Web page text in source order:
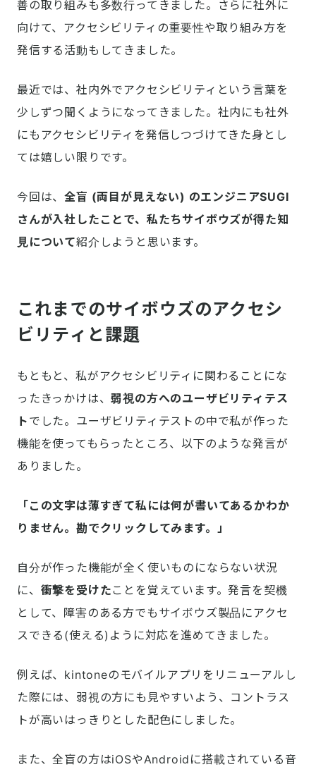
善の取り組みも多数行ってきました。さらに社外に
向けて、アクセシビリティの重要性や取り組み方を
発信する活動もしてきました。
最近では、社内外でアクセシビリティという言葉を
少しずつ聞くようになってきました。社内にも社外
にもアクセシビリティを発信しつづけてきた身とし
ては嬉しい限りです。
今回は、全盲 (両目が見えない) のエンジニアSUGI
さんが入社したことで、私たちサイボウズが得た知
見について紹介しようと思います。
これまでのサイボウズのアクセシ
ビリティと課題
もともと、私がアクセシビリティに関わることにな
ったきっかけは、弱視の方へのユーザビリティテス
ト でした。ユーザビリティテストの中で私が作った
機能を使ってもらったところ、以下のような発言が
ありました。
「この文字は薄すぎて私には何が書いてあるかわか
りません。勘でクリックしてみます。」
自分が作った機能が全く使いものにならない状況
に、 衝撃を受けた ことを覚えています。発言を契機
として、障害のある方でもサイボウズ製品にアクセ
スできる(使える)ように対応を進めてきました。
例えば、kintoneのモバイルアプリをリニューアルし
た際には、弱視の方にも見やすいよう、コントラス
トが高いはっきりとした配色にしました。
また、全盲の方はiOSやAndroidに搭載されている音